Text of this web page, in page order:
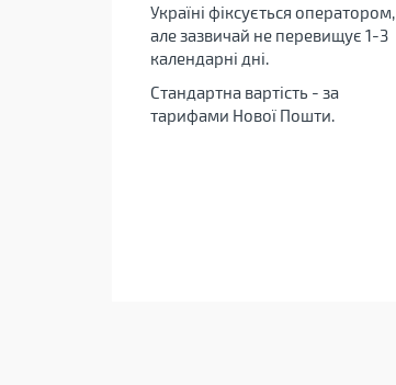
Україні фіксується оператором,
але зазвичай не перевищує 1-3
календарні дні.
Стандартна вартість - за
тарифами Нової Пошти.